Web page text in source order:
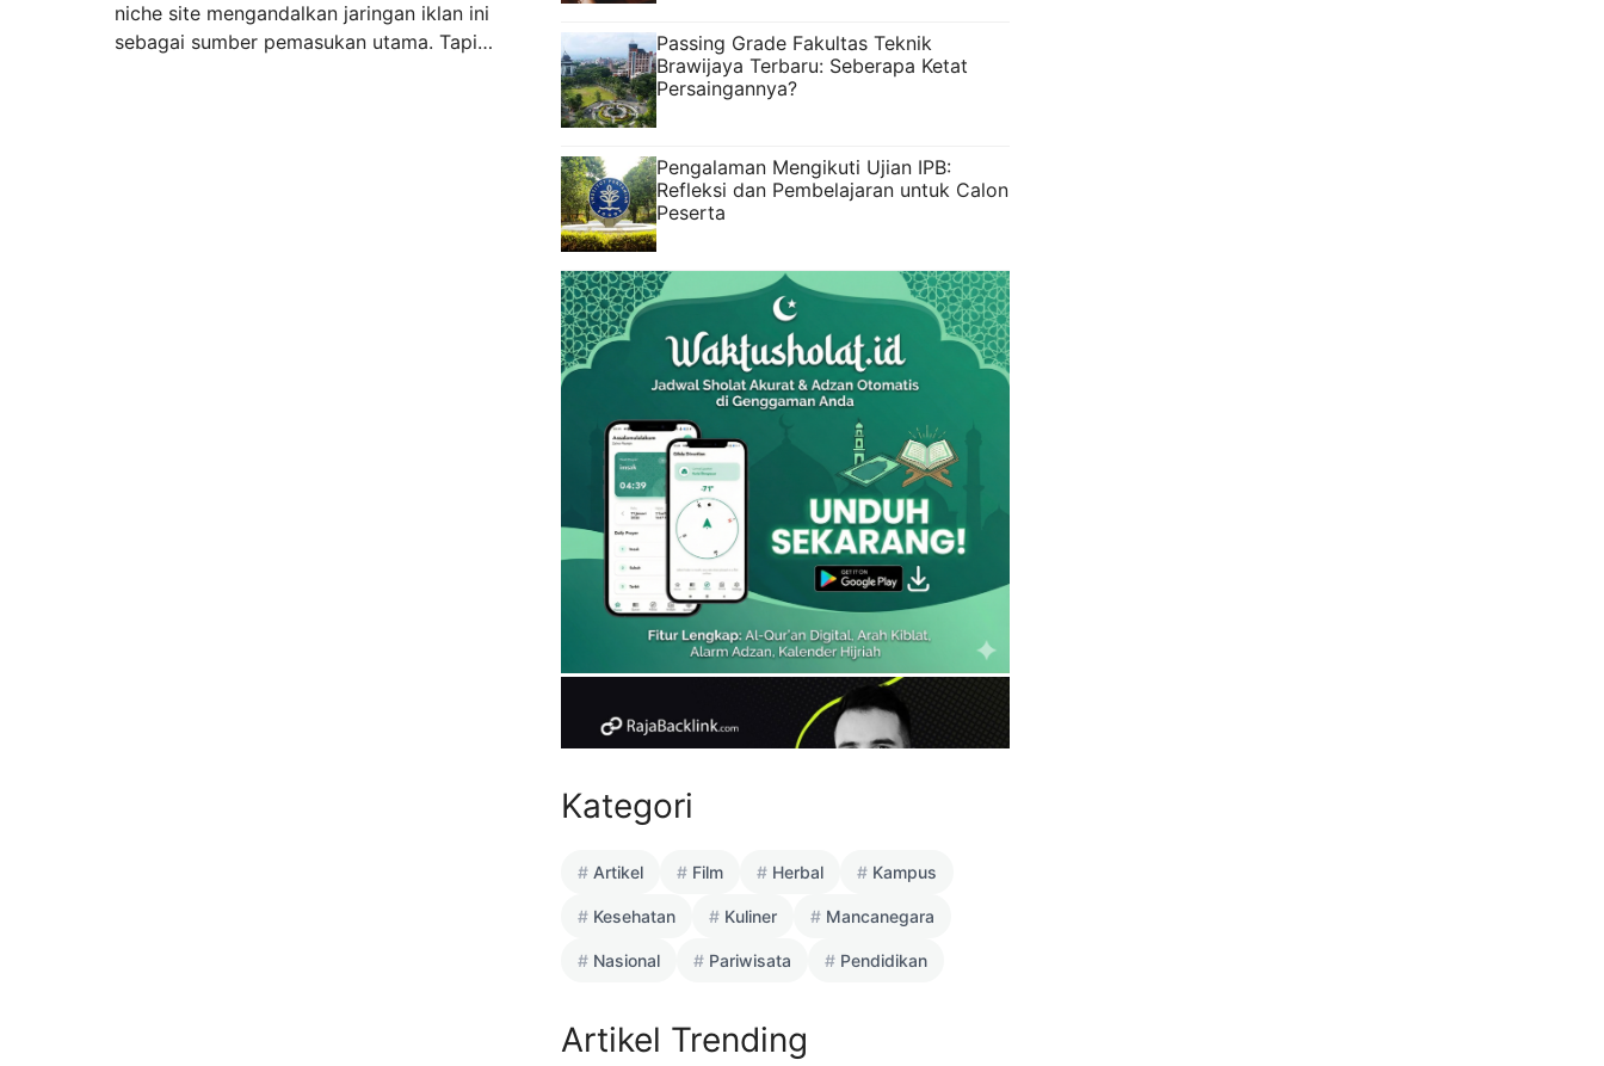
niche site mengandalkan jaringan iklan ini
sebagai sumber pemasukan utama. Tapi
Passing Grade Fakultas Teknik
Brawijaya Terbaru: Seberapa Ketat
Persaingannya?
Pengalaman Mengikuti Ujian IPB:
Refleksi dan Pembelajaran untuk Calon
Peserta
Kategori
Artikel Film Herbal Kampus
Kesehatan Kuliner Mancanegara
Nasional Pariwisata Pendidikan
Artikel Trending